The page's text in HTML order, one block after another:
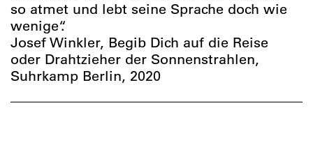
so atmet und lebt seine Sprache doch wie
wenige“.
Josef Winkler, Begib Dich auf die Reise
oder Drahtzieher der Sonnenstrahlen,
Suhrkamp Berlin, 2020